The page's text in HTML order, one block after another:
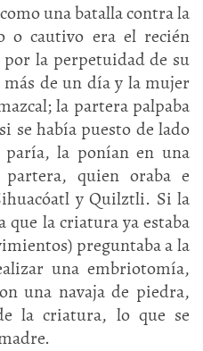
una batalla contra la
o cautivo era el recién
la perpetuidad de su
de un día y la mujer
la partera palpaba
se había puesto de lado
la ponían en una
quien oraba e
y Quilztli. Si la
que la criatura ya estaba
preguntaba a la
una embriotomía,
una navaja de piedra,
la criatura, lo que se